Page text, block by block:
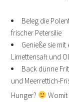
Beleg die
frischer Petersilie
Genieße sie
Limettensaft und
Back dünne
und Meerrettich-
Hunger?
Womit